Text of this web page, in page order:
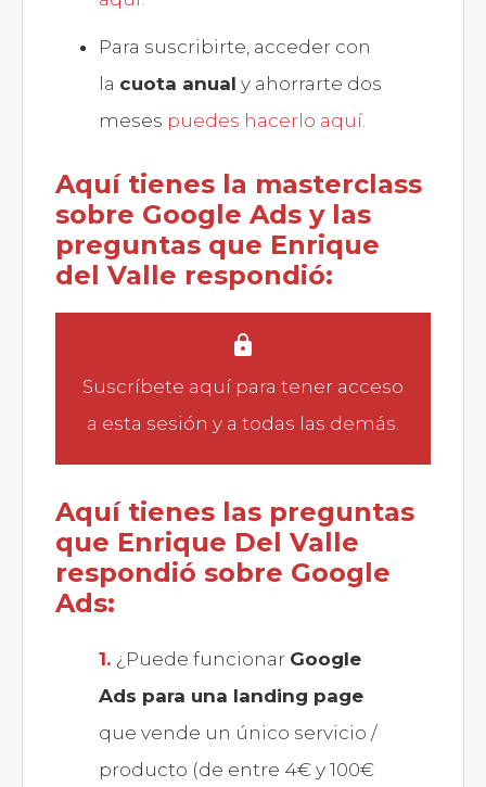
Para suscribirte, acceder con
la cuota anual y ahorrarte dos
meses puedes hacerlo aquí.
Aquí tienes la masterclass
sobre Google Ads y las
preguntas que Enrique
del Valle respondió:
Suscríbete aquí para tener acceso
a esta sesión y a todas las demás.
Aquí tienes las preguntas
que Enrique Del Valle
respondió sobre Google
Ads:
¿Puede funcionar Google
Ads para una landing page
que vende un único servicio /
producto (de entre 4€ y 100€